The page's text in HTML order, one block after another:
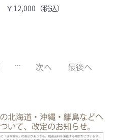
￥12,000（税込）
... 次へ 最後へ